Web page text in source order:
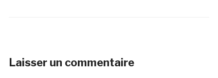
Laisser un commentaire